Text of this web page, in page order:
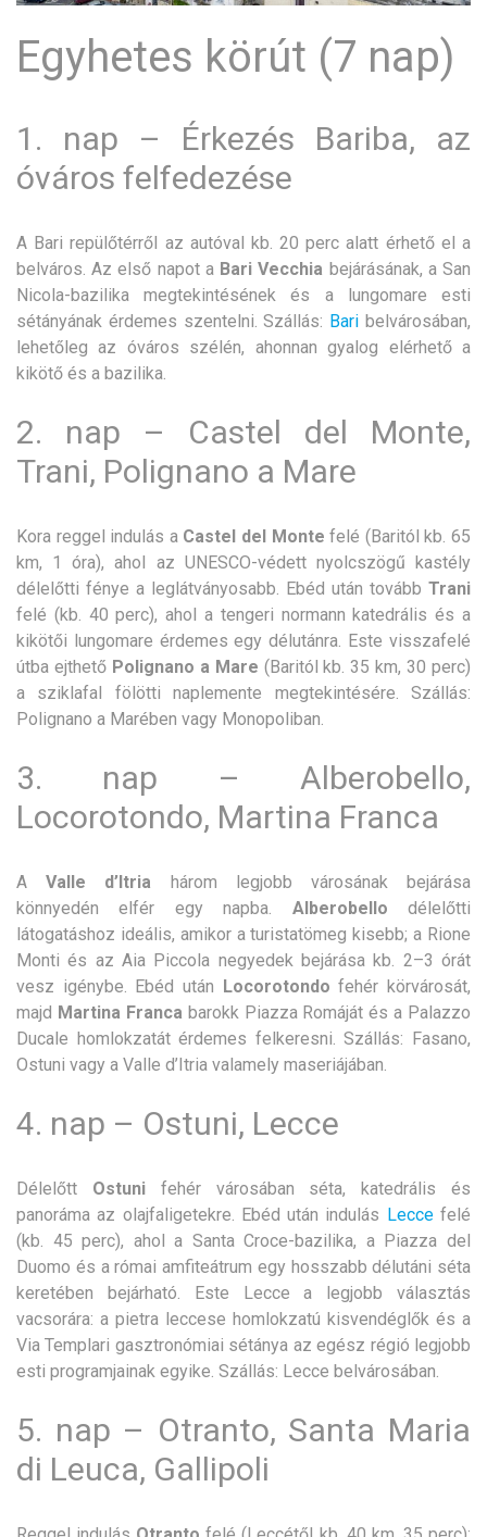
Egyhetes körút (7 nap)
1. nap – Érkezés Bariba, az
óváros felfedezése
A Bari repülőtérről az autóval kb. 20 perc alatt érhető el a
belváros. Az első napot a Bari Vecchia bejárásának, a San
Nicola-bazilika megtekintésének és a lungomare esti
sétányának érdemes szentelni. Szállás: Bari belvárosában,
lehetőleg az óváros szélén, ahonnan gyalog elérhető a
kikötő és a bazilika.
2. nap – Castel del Monte,
Trani, Polignano a Mare
Kora reggel indulás a Castel del Monte felé (Baritól kb. 65
km, 1 óra), ahol az UNESCO-védett nyolcszögű kastély
délelőtti fénye a leglátványosabb. Ebéd után tovább Trani
felé (kb. 40 perc), ahol a tengeri normann katedrális és a
kikötői lungomare érdemes egy délutánra. Este visszafelé
útba ejthető Polignano a Mare (Baritól kb. 35 km, 30 perc)
a sziklafal fölötti naplemente megtekintésére. Szállás:
Polignano a Marében vagy Monopoliban.
3. nap – Alberobello,
Locorotondo, Martina Franca
AValle d’Itria három legjobb városának bejárása
könnyedén elfér egy napba. Alberobello délelőtti
látogatáshoz ideális, amikor a turistatömeg kisebb; a Rione
Monti és az Aia Piccola negyedek bejárása kb. 2–3 órát
vesz igénybe. Ebéd után
Locorotondo fehér körvárosát,
majd Martina Franca barokk Piazza Romáját és a Palazzo
Ducale homlokzatát érdemes felkeresni. Szállás: Fasano,
Ostuni vagy a Valle d’Itria valamely maseriájában.
4. nap – Ostuni, Lecce
Délelőtt Ostunifehér városában séta, katedrális és
panoráma az olajfaligetekre. Ebéd után indulás Leccefelé
(kb. 45 perc), ahol a Santa Croce-bazilika, a Piazza del
Duomo és a római amfiteátrum egy hosszabb délutáni séta
keretében bejárható. Este Lecce a legjobb választás
vacsorára: a pietra leccese homlokzatú kisvendéglők és a
Via Templari gasztronómiai sétánya az egész régió legjobb
esti programjainak egyike. Szállás: Lecce belvárosában.
5. nap – Otranto, Santa Maria
di Leuca, Gallipoli